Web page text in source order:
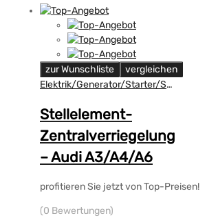
zur Wunschliste
vergleichen
Elektrik/Generator/Starter/Scheinwerfer
Stellelement-
Zentralverriegelung
– Audi A3/A4/A6
profitieren Sie jetzt von Top-Preisen!
(0 Bewertungen)